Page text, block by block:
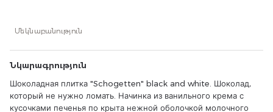
Մեկնաբանություն
Նկարագրություն
Шоколадная плитка "Schogetten" black and white. Шоколад,
который не нужно ломать. Начинка из ванильного крема с
кусочками печенья по крыта нежной оболочкой молочного